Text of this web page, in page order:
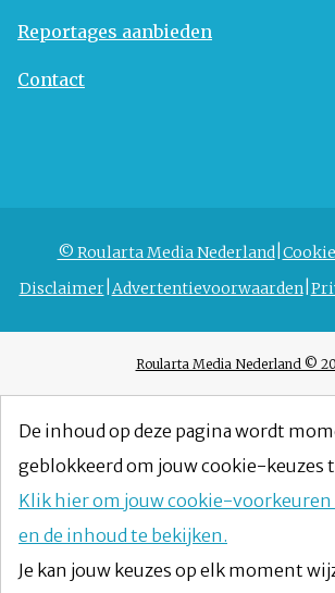
Reportages aanbieden
Contact
© Roularta Media Nederland
Disclaimer Advertentievoorwaarden
Roularta Media Nederland ©
De inhoud op deze pagina wordt
geblokkeerd om jouw cookie-keuzes
Klik hier om jouw cookie-voorkeuren
en de inhoud te bekijken.
Je kan jouw keuzes op elk moment